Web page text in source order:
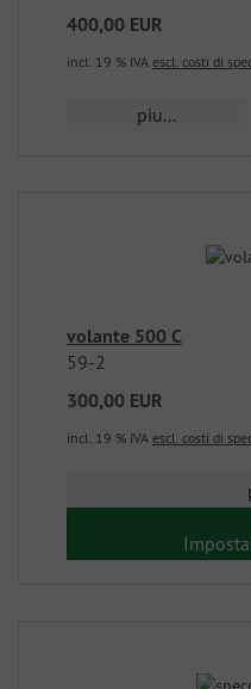
400,00 EUR
incl. 19 % IVA escl. costi di
piu...
volante 500 C
59-2
300,00 EUR
incl. 19 % IVA escl. costi di